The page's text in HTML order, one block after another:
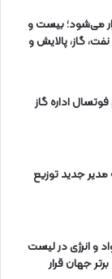
اردیبهشت 1402 برگزار می‌شود؛ بیست و
گاز، پالایش و
اداره گاز
مدیر جدید توزیع
انرژی در لیست
جهان قرار